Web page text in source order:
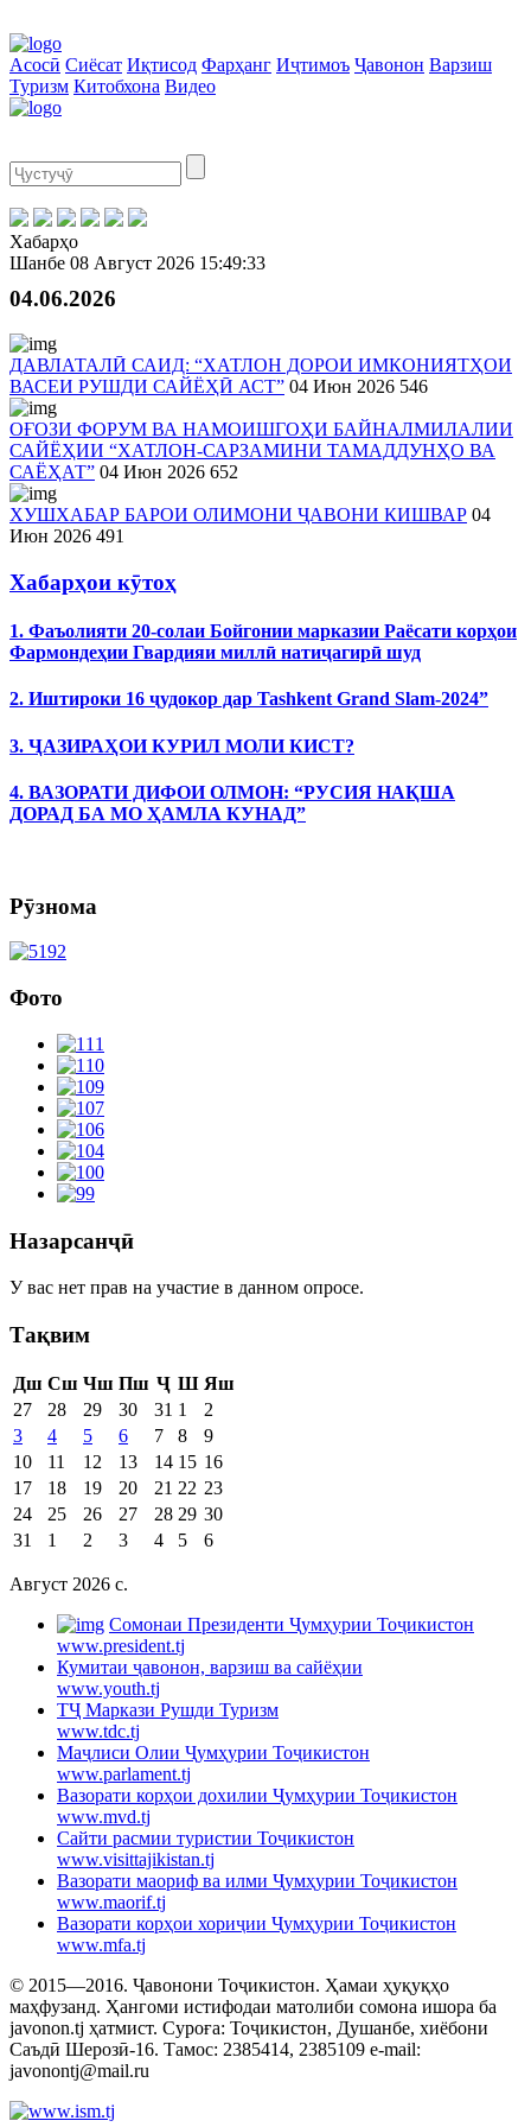
Асосӣ Сиёсат Иқтисод Фарҳанг Иҷтимоъ Ҷавонон Варзиш
Туризм Китобхона Видео
Хабарҳо
Шанбе 08 Август 2026 15:49:33
04.06.2026
ДАВЛАТАЛӢ САИД: “ХАТЛОН ДОРОИ ИМКОНИЯТҲОИ
ВАСЕИ РУШДИ САЙЁҲӢ АСТ” 04 Июн 2026 546
ОҒОЗИ ФОРУМ ВА НАМОИШГОҲИ БАЙНАЛМИЛАЛИИ
САЙЁҲИИ “ХАТЛОН-САРЗАМИНИ ТАМАДДУНҲО ВА
САЁҲАТ” 04 Июн 2026 652
ХУШХАБАР БАРОИ ОЛИМОНИ ҶАВОНИ КИШВАР 04
Июн 2026 491
Хабарҳои кӯтоҳ
1. Фаъолияти 20-солаи Бойгонии марказии Раёсати корҳои
Фармондеҳии Гвардияи миллӣ натиҷагирӣ шуд
2. Иштироки 16 ҷудокор дар Tashkent Grand Slam-2024”
3. ҶАЗИРАҲОИ КУРИЛ МОЛИ КИСТ?
4. ВАЗОРАТИ ДИФОИ ОЛМОН: “РУСИЯ НАҚША
ДОРАД БА МО ҲАМЛА КУНАД”
Рӯзнома
Фото
Назарсанҷӣ
У вас нет прав на участие в данном опросе.
Тақвим
Дш Сш Чш Пш Ҷ Ш Яш
27
28 29 30 31 1
2
3
4 5 6 7 8
9
10
11 12 13 14 15 16
17
18 19 20 21 22 23
24
25 26 27 28 29 30
31
1 2 3 4 5 6
Август 2026 c.
Cомонаи Президенти Ҷумҳурии Тоҷикистон
www.president.tj
Кумитаи ҷавонон, варзиш ва сайёҳии
www.youth.tj
ТҶ Маркази Рушди Туризм
www.tdc.tj
Маҷлиси Олии Ҷумҳурии Тоҷикистон
www.parlament.tj
Вазорати корҳои дохилии Ҷумҳурии Тоҷикистон
www.mvd.tj
Сайти расмии туристии Тоҷикистон
www.visittajikistan.tj
Вазорати маориф ва илми Ҷумҳурии Тоҷикистон
www.maorif.tj
Вазорати корҳои хориҷии Ҷумҳурии Тоҷикистон
www.mfa.tj
© 2015—2016. Ҷавонони Тоҷикистон. Ҳамаи ҳуқуқҳо
маҳфузанд. Ҳангоми истифодаи матолиби сомона ишора ба
javonon.tj ҳатмист. Суроға: Тоҷикистон, Душанбе, хиёбони
Саъдӣ Шерозӣ-16. Тамос: 2385414, 2385109 e-mail:
javonontj@mail.ru